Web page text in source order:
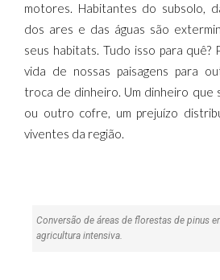
motores. Habitantes do subsolo,
dos ares e das águas são
seus habitats. Tudo isso para quê?
vida de nossas paisagens para
troca de dinheiro. Um dinheiro que
ou outro cofre, um prejuízo
viventes da região.
Conversão de áreas de florestas de pinus
agricultura intensiva.